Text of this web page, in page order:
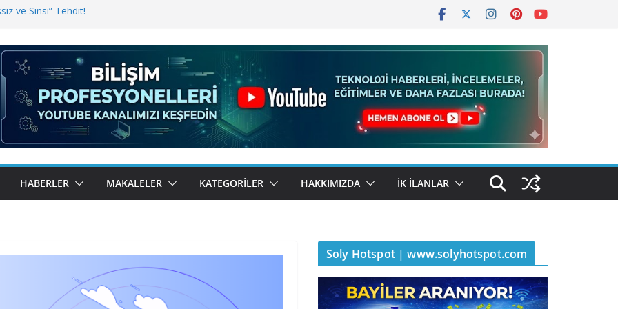
ve Sinsi” Tehdit!
Bugün BulutTahsilat’ta
Kemal Oral Tüm Sorularımızı
HABERLER MAKALELER KATEGORILER HAKKIMIZDA İK İLANLAR
Soly Hotspot | www.solyhotspot.com